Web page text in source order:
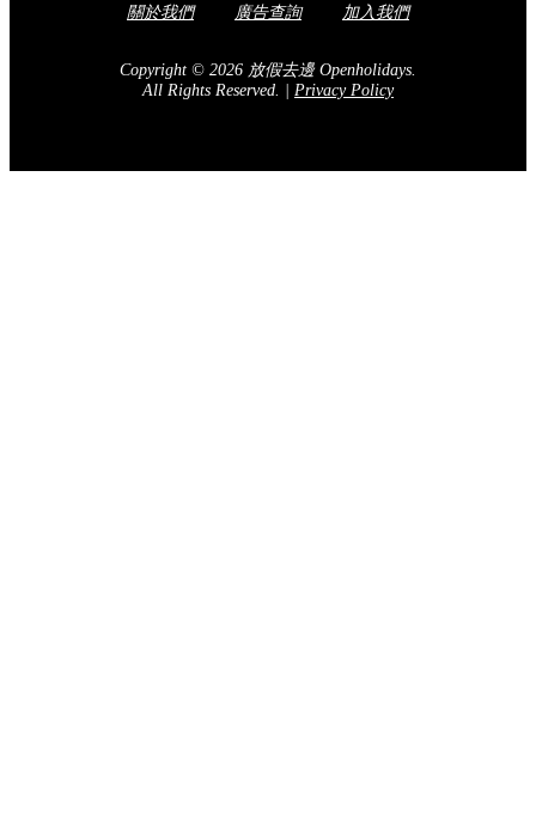
關於我們 廣告查詢 加入我們
Copyright © 2026 放假去邊 Openholidays.
All Rights Reserved. | Privacy Policy